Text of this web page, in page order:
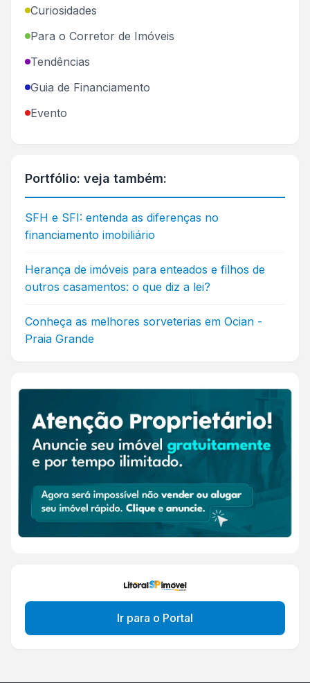
Curiosidades
Para o Corretor de Imóveis
Tendências
Guia de Financiamento
Evento
Portfólio: veja também:
SFH e SFI: entenda as diferenças no
financiamento imobiliário
Herança de imóveis para enteados e filhos de
outros casamentos: o que diz a lei?
Conheça as melhores sorveterias em Ocian -
Praia Grande
Ir para o Portal